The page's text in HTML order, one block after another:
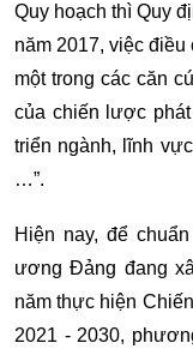
Quy hoạch thì Quy
năm 2017, việc
một trong các căn
của chiến lược
triển ngành, lĩnh
…”.
Hiện nay, để
ương Đảng đang
năm thực hiện
2021 - 2030,